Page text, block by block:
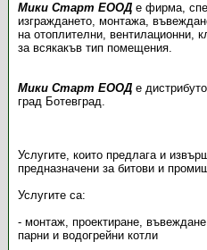
Мики Старт ЕООДе фирма,
изграждането, монтажа,
на отоплителни, вентилационни,
за всякакъв тип помещения.
Мики Старт ЕООДе
град Ботевград.
Услугите, които предлага и
предназначени за битови и
Услугите са:
- монтаж, проектиране,
парни и водогрейни котли